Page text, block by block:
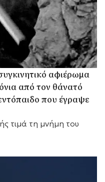
αφιέρωμα
από τον θάνατό
που έγραψε
τιμά τη μνήμη του